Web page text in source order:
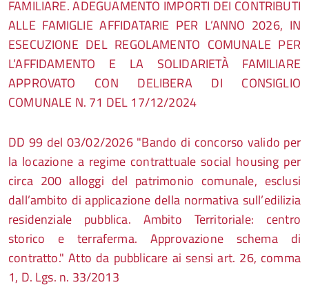
FAMILIARE. ADEGUAMENTO IMPORTI DEI CONTRIBUTI
ALLE FAMIGLIE AFFIDATARIE PER L’ANNO 2026, IN
ESECUZIONE DEL REGOLAMENTO COMUNALE PER
L’AFFIDAMENTO E LA SOLIDARIETÀ FAMILIARE
APPROVATO CON DELIBERA DI CONSIGLIO
COMUNALE N. 71 DEL 17/12/2024
DD 99 del 03/02/2026"Bando di concorso valido per
la locazione a regime contrattuale social housing per
circa 200 alloggi del patrimonio comunale, esclusi
dall’ambito di applicazione della normativa sull’edilizia
residenziale pubblica. Ambito Territoriale: centro
storico e terraferma. Approvazione schema di
contratto." Atto da pubblicare ai sensi art. 26, comma
1, D. Lgs. n. 33/2013